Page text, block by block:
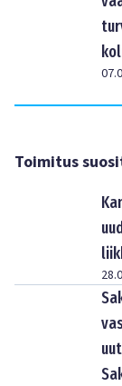
Toimitus